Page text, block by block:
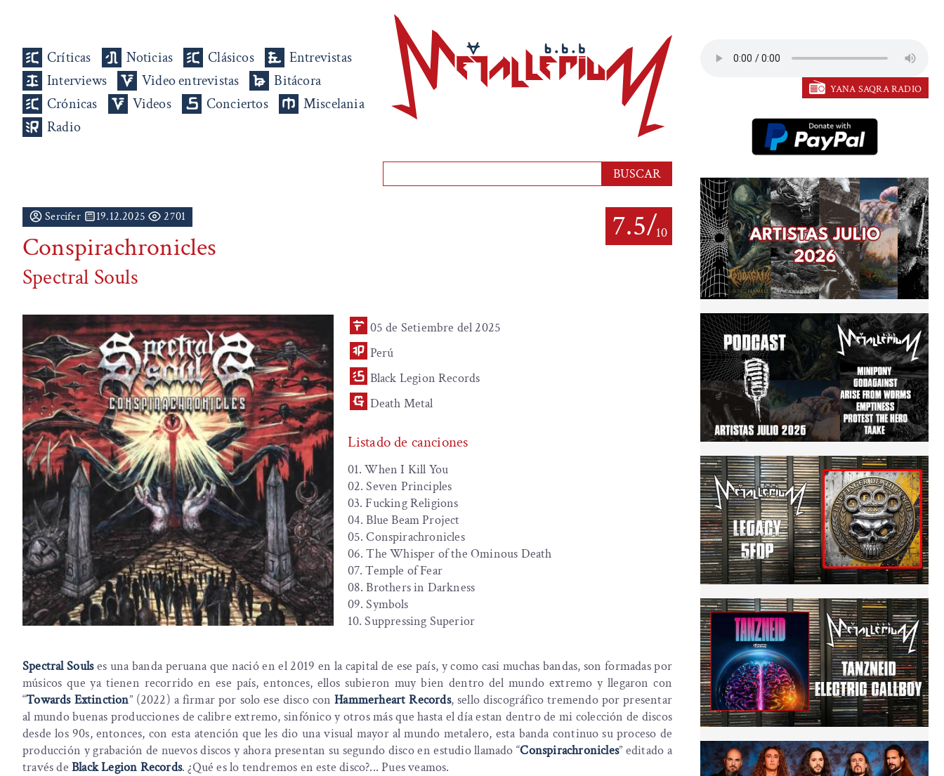
Críticas Noticias Clásicos
Entrevistas
Interviews
Video entrevistas
Bitácora
Crónicas
Videos Conciertos
Miscelania
Radio
7.5/10
Sercifer 19.12.2025 2701
Conspirachronicles
Spectral Souls
05 de Setiembre del 2025
Perú
Black Legion Records
Death Metal
Listado de canciones
01. When I Kill You
02. Seven Principles
03. Fucking Religions
04. Blue Beam Project
05. Conspirachronicles
06. The Whisper of the Ominous Death
07. Temple of Fear
08. Brothers in Darkness
09. Symbols
10. Suppressing Superior
Spectral Soulses una banda peruana que nació en el 2019 en la capital de ese país, y como casi muchas bandas, son formadas por
músicos que ya tienen recorrido en ese país, entonces, ellos subieron muy bien dentro del mundo extremo y llegaron con
“Towards Extinction” (2022) a firmar por solo ese disco conHammerheart Records, sello discográfico tremendo por presentar
al mundo buenas producciones de calibre extremo, sinfónico y otros más que hasta el día estan dentro de mi colección de discos
desde los 90s, entonces, con esta atención que les dio una visual mayor al mundo metalero, esta banda continuo su proceso de
producción y grabación de nuevos discos y ahora presentan su segundo disco en estudio llamado “Conspirachronicles” editado a
través de Black Legion Records. ¿Qué es lo tendremos en este disco?... Pues veamos.
YANA SAQRA RADIO